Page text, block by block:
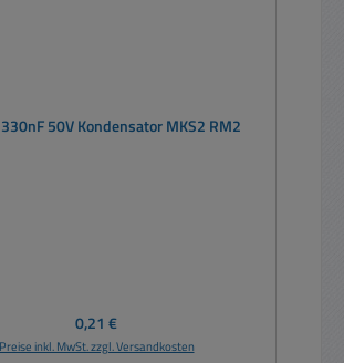
50V Kondensator MKS2 RM2
Regulärer Preis:
0,21 €
Preise inkl. MwSt. zzgl. Versandkosten